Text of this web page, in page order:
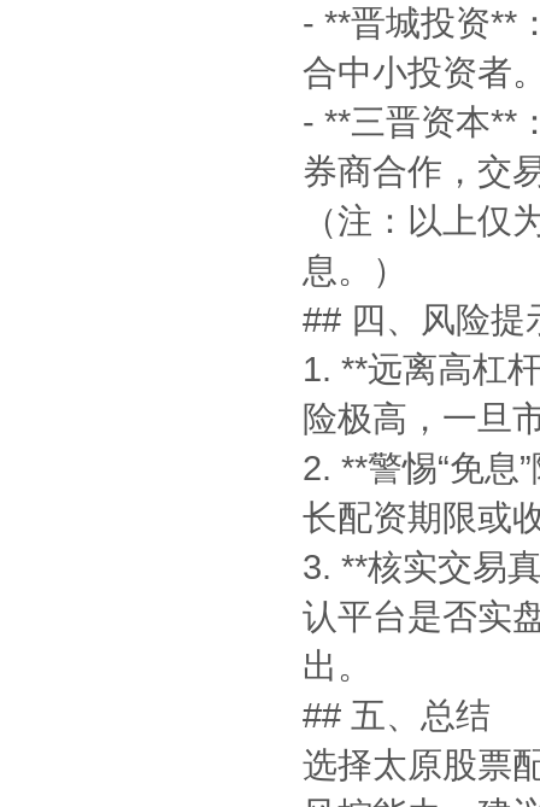
- **晋城投资**
合中小投资者
- **三晋资本**
券商合作，交
（注：以上仅
息。）
## 四、风险提
1. **远离高杠
险极高，一旦
2. **警惕“免息
长配资期限或
3. **核实交易
认平台是否实
出。
## 五、总结
选择太原股票